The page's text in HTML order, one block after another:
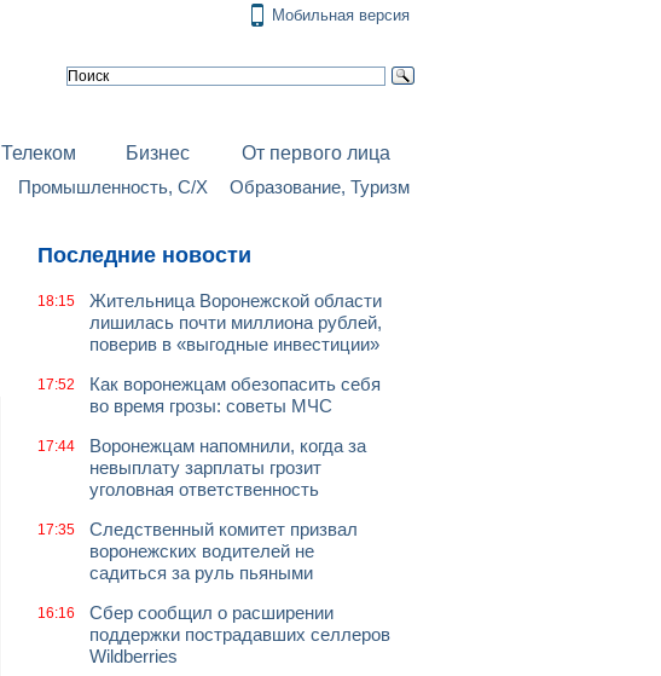
Мобильная версия
Телеком Бизнес
От первого лица
Промышленность, С/Х Образование, Туризм
Последние новости
18:15
Жительница Воронежской области
лишилась почти миллиона рублей,
поверив в «выгодные инвестиции»
17:52
Как воронежцам обезопасить себя
во время грозы: советы МЧС
17:44
Воронежцам напомнили, когда за
невыплату зарплаты грозит
уголовная ответственность
17:35
Следственный комитет призвал
воронежских водителей не
садиться за руль пьяными
16:16
Сбер сообщил о расширении
поддержки пострадавших селлеров
Wildberries